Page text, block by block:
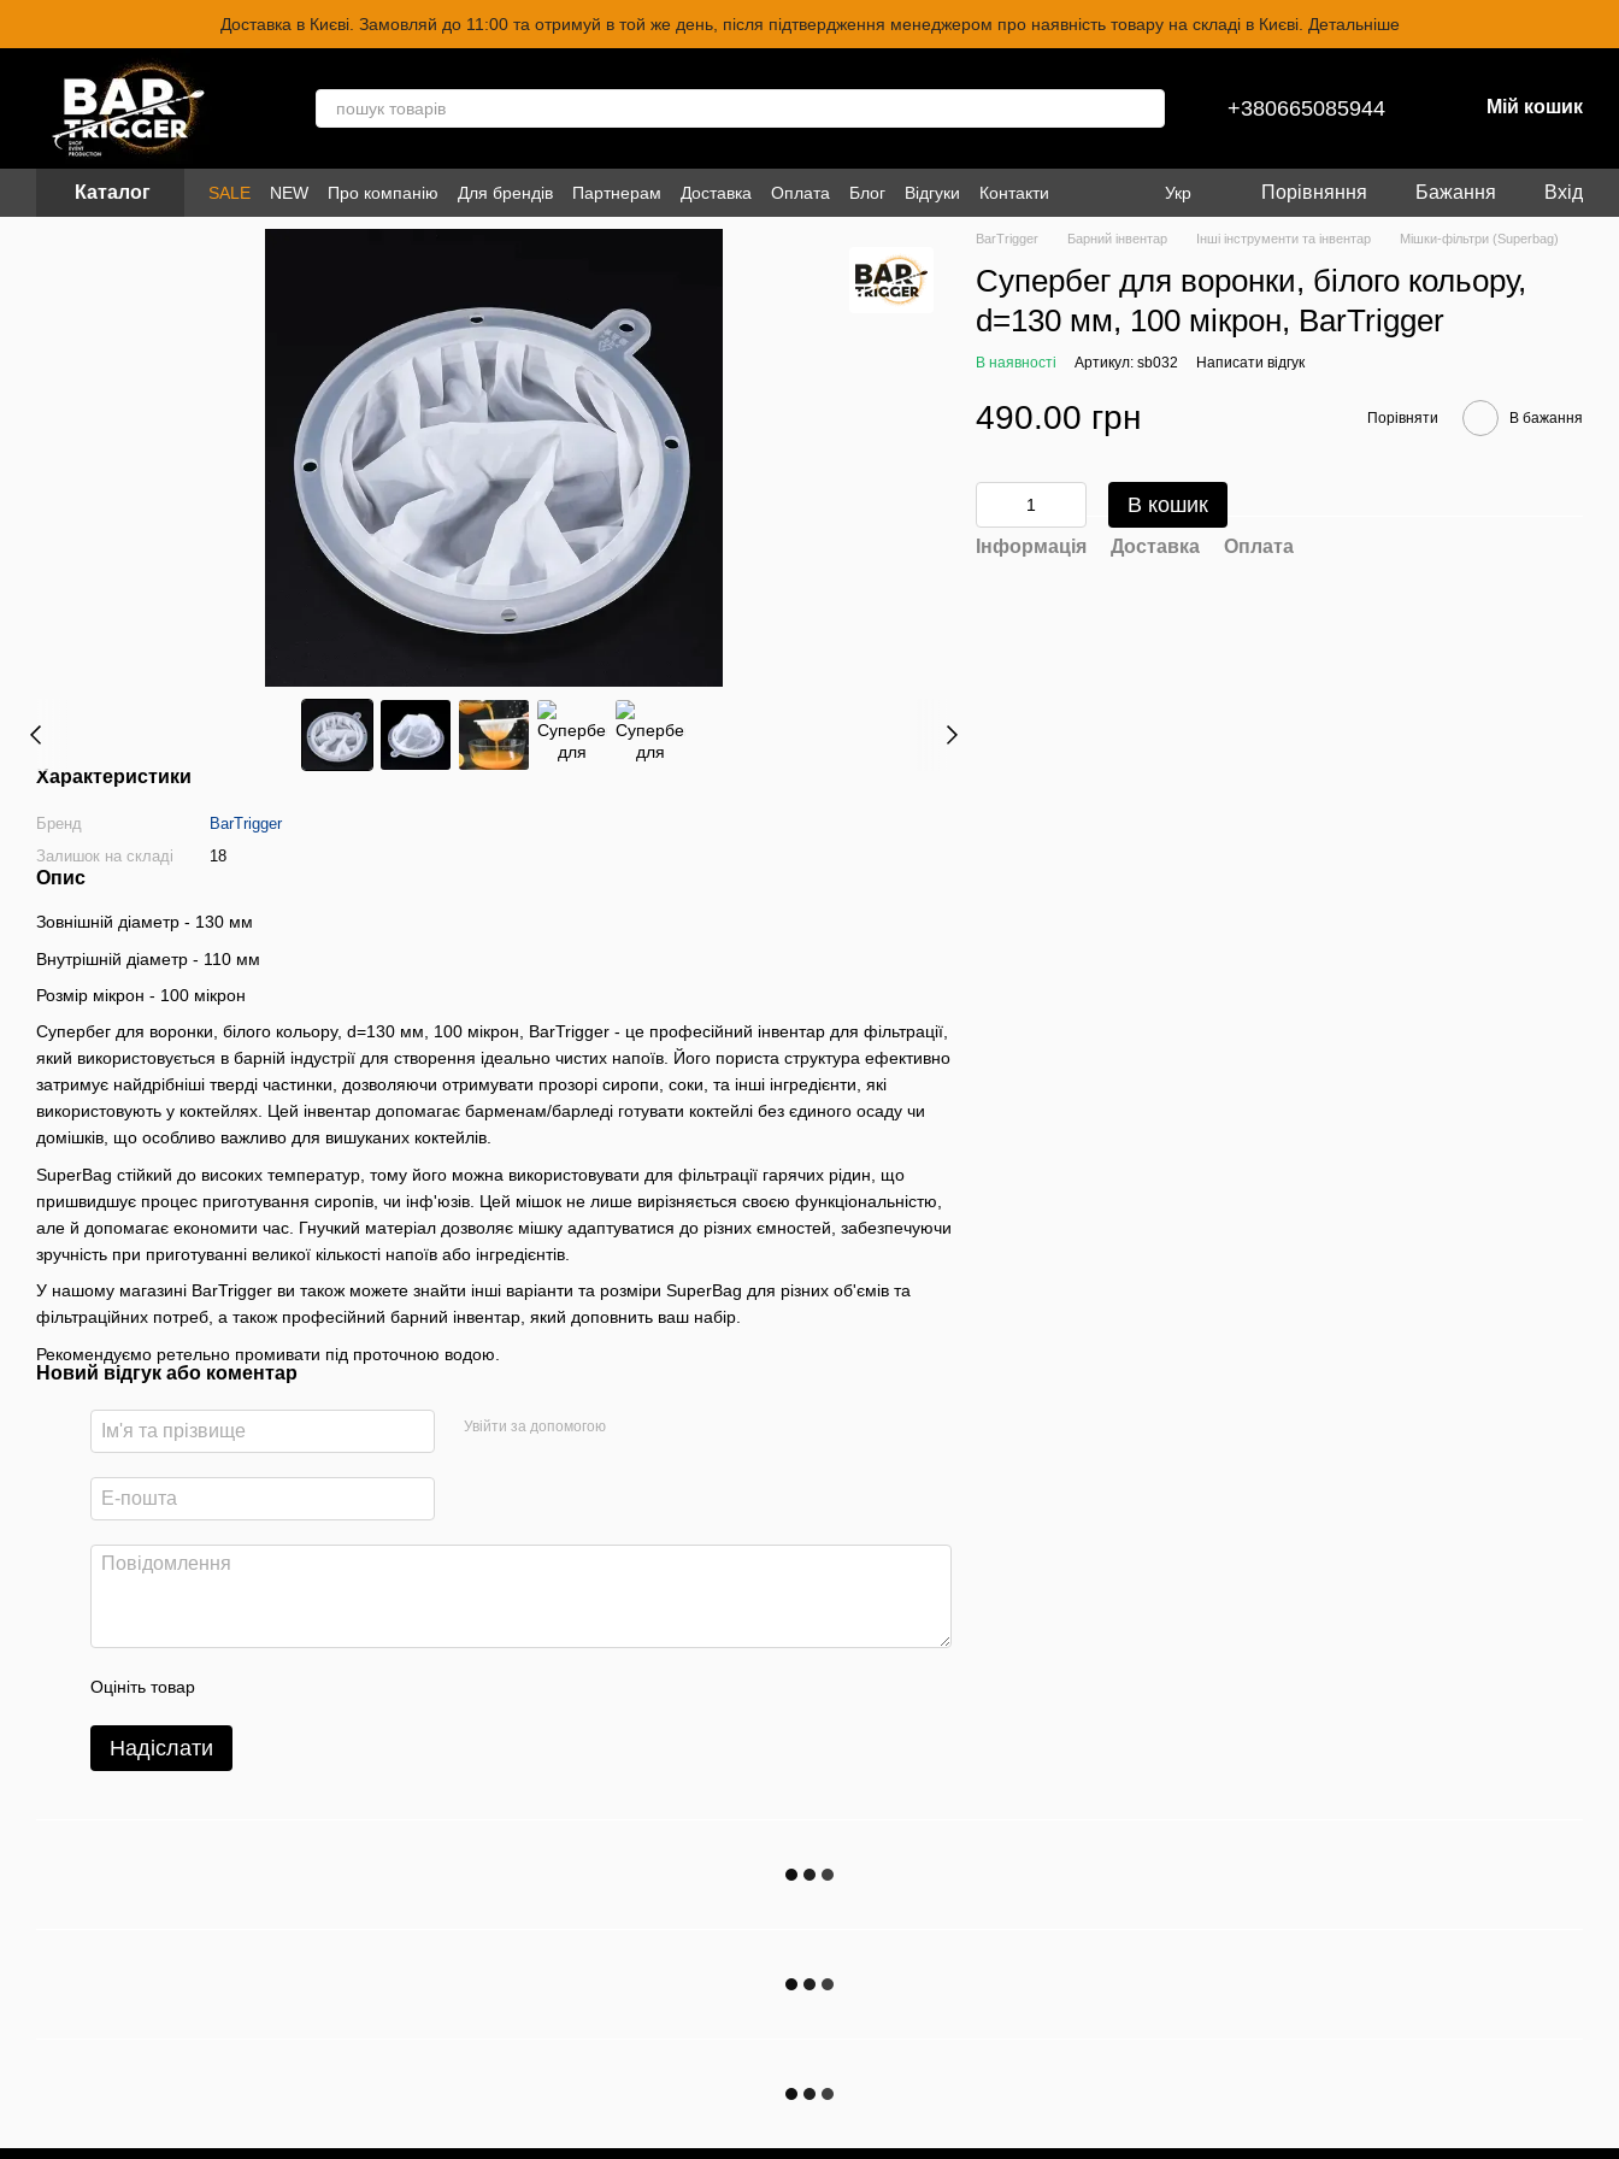
Перейти до основного контентуДоставка в Києві. Замовляй до 11:00 та отримуй в той же день, після підтвердження менеджером про наявність товару на складі в Києві. Детальніше
+380665085944 Мій кошик
Каталог SALE NEW Про компанію Для брендів Партнерам Доставка Оплата Блог Відгуки Контакти Укр Порівняння Бажання Вхід
Характеристики
Бренд
BarTrigger
Залишок на складі
18
Опис
Зовнішній діаметр - 130 мм
Внутрішній діаметр - 110 мм
Розмір мікрон - 100 мікрон
Супербег для воронки, білого кольору, d=130 мм, 100 мікрон, BarTrigger - це професійний інвентар для фільтрації,
який використовується в барній індустрії для створення ідеально чистих напоїв. Його пориста структура ефективно
затримує найдрібніші тверді частинки, дозволяючи отримувати прозорі сиропи, соки, та інші інгредієнти, які
використовують у коктейлях. Цей інвентар допомагає барменам/барледі готувати коктейлі без єдиного осаду чи
домішків, що особливо важливо для вишуканих коктейлів.
SuperBag стійкий до високих температур, тому його можна використовувати для фільтрації гарячих рідин, що
пришвидшує процес приготування сиропів, чи інф'юзів. Цей мішок не лише вирізняється своєю функціональністю,
але й допомагає економити час. Гнучкий матеріал дозволяє мішку адаптуватися до різних ємностей, забезпечуючи
зручність при приготуванні великої кількості напоїв або інгредієнтів.
У нашому магазині BarTrigger ви також можете знайти інші варіанти та розміри SuperBag для різних об'ємів та
фільтраційних потреб, а також професійний барний інвентар, який доповнить ваш набір.
Рекомендуємо ретельно промивати під проточною водою.
Новий відгук або коментар
Увійти за допомогою
Оцініть товар
Надіслати
BarTrigger Барний інвентар Інші інструменти та інвентар Мішки-фільтри (Superbag)
Супербег для воронки, білого кольору,
d=130 мм, 100 мікрон, BarTrigger
В наявності Артикул: sb032 Написати відгук
490.00 грн Порівняти В бажання
В кошик
Інформація Доставка Оплата